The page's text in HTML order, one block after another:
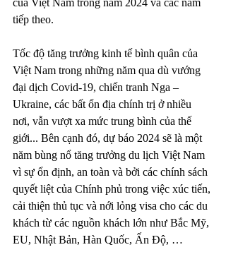
của Việt Nam trong năm 2024 và các năm
tiếp theo.
Tốc độ tăng trưởng kinh tế bình quân của
Việt Nam trong những năm qua dù vướng
đại dịch Covid-19, chiến tranh Nga –
Ukraine, các bất ổn địa chính trị ở nhiều
nơi, vẫn vượt xa mức trung bình của thế
giới... Bên cạnh đó, dự báo 2024 sẽ là một
năm bùng nổ tăng trưởng du lịch Việt Nam
vì sự ổn định, an toàn và bởi các chính sách
quyết liệt của Chính phủ trong việc xúc tiến,
cải thiện thủ tục và nới lỏng visa cho các du
khách từ các nguồn khách lớn như Bắc Mỹ,
EU, Nhật Bản, Hàn Quốc, Ấn Độ, …